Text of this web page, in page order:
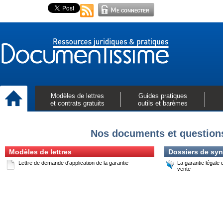
Modèles de lettres
et contrats gratuits
Guides pratiques
outils et barèmes
Nos documents et
Modèles de lettres
Lettre de demande d'application de la garantie
Dossiers de
La garantie légale
vente